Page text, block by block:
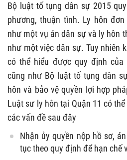
Bộ luật tố tụng dân sự 2015
phương, thuận tình. Ly hôn
như một vụ án dân sự và ly hôn
như một việc dân sự. Tuy nhiên
có thể hiểu được quy định
cũng như Bộ luật tố tụng dân
hôn và bảo vệ quyền lợi hợp
Luật sư ly hôn tại Quận 11 có
các vấn đề sau đây
Nhận ủy quyền nộp hồ sơ,
tục theo quy định để hạn chế